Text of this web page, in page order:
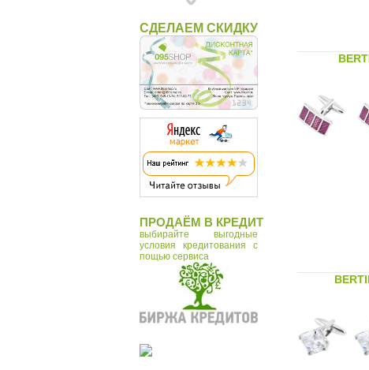
Narvin by Vasheron
Nina Ricci
Olmecs
Petek
Porsche Design
Pure Elements
S.T. Dupont
Tonino Lamborghini
Макей
СДЕЛАЕМ СКИДКУ
ПРОДАЁМ В КРЕДИТ
выбирайте выгодные
условия кредитования с
пощью сервиса